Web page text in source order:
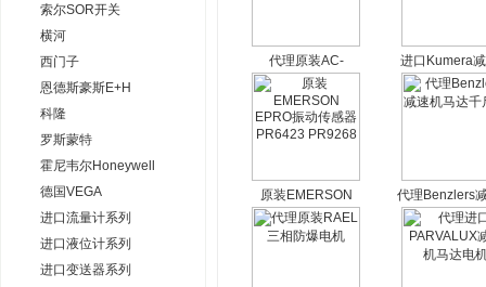
索尔SOR开关
横河
西门子
恩德斯豪斯E+H
科隆
罗斯蒙特
霍尼韦尔Honeywell
德国VEGA
进口流量计系列
进口液位计系列
进口变送器系列
代理原装AC-
MOTOREN单相电机
电动机
进口Kumera
电机齿轮
原装EMERSON
EPRO振动传感器
PR6423 PR9268
代理Benzlers
马达千斤